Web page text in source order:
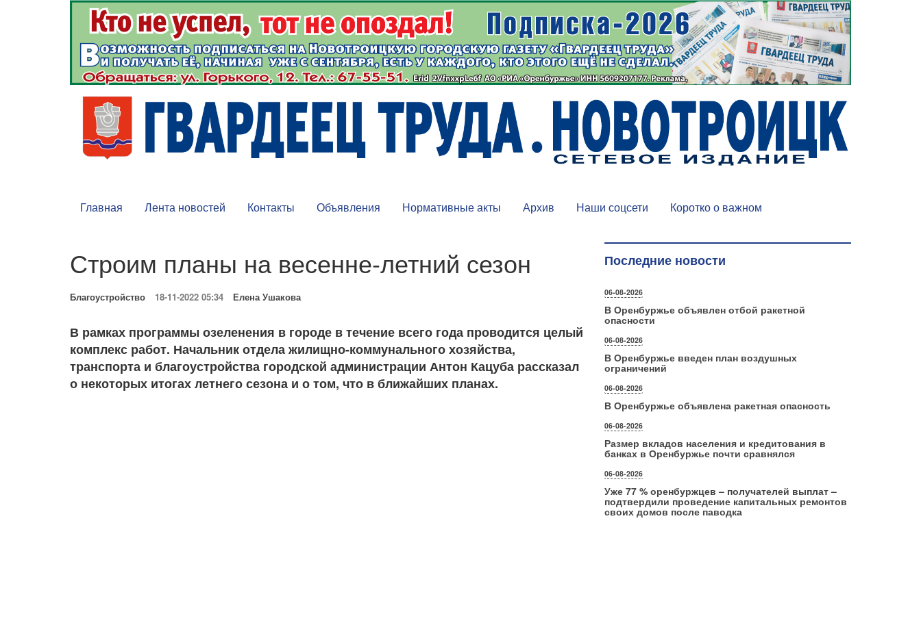
Главная Лента новостей Контакты Объявления Нормативные акты Архив Наши соцсети Коротко о важном
Строим планы на весенне-летний сезон
Благоустройство 18-11-2022 05:34 Елена Ушакова
В рамках программы озеленения в городе в течение всего года проводится целый
комплекс работ. Начальник отдела жилищно-коммунального хозяйства,
транспорта и благоустройства городской администрации Антон Кацуба рассказал
о некоторых итогах летнего сезона и о том, что в ближайших планах.
Последние новости
06-08-2026
В Оренбуржье объявлен отбой ракетной
опасности
06-08-2026
В Оренбуржье введен план воздушных
ограничений
06-08-2026
В Оренбуржье объявлена ракетная опасность
06-08-2026
Размер вкладов населения и кредитования в
банках в Оренбуржье почти сравнялся
06-08-2026
Уже 77 % оренбуржцев – получателей выплат –
подтвердили проведение капитальных ремонтов
своих домов после паводка